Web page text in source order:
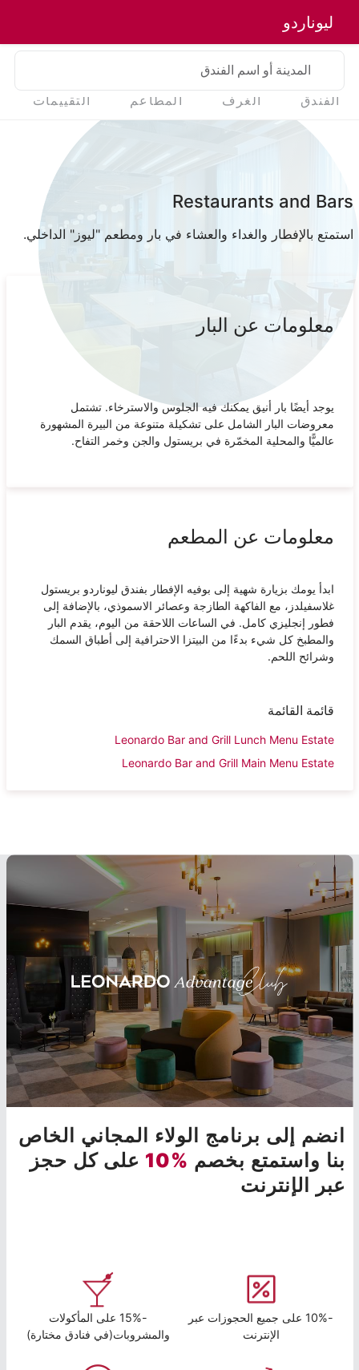
ليوناردو
المدينة أو اسم الفندق
الفندق الغرف المطاعم التقييمات
Restaurants and Bars
استمتع بالإفطار والغداء والعشاء في بار ومطعم "ليوز" الداخلي.
معلومات عن البار
يوجد أيضًا بار أنيق يمكنك فيه الجلوس والاسترخاء‎. تشتمل
معروضات البار الشامل على تشكيلة متنوعة من البيرة المشهورة
عالميًّا والمحلية المخمّرة في بريستول والجن وخمر التفاح.
معلومات عن المطعم
ابدأ يومك بزيارة شهية إلى بوفيه الإفطار بفندق ليوناردو بريستول
غلاسفيلدز، مع الفاكهة الطازجة وعصائر الاسموذي، بالإضافة إلى
فطور إنجليزي كامل. في الساعات اللاحقة من اليوم، يقدم البار
والمطبخ ‎كل شيء بدءًا من البيتزا الاحترافية إلى أطباق السمك
وشرائح اللحم.
قائمة القائمة
Leonardo Bar and Grill Lunch Menu Estate
Leonardo Bar and Grill Main Menu Estate
انضم إلى برنامج الولاء المجاني الخاص
بنا واستمتع بخصم %10
على كل حجز
عبر الإنترنت
-10% على جميع الحجوزات عبر
الإنترنت
-15% على المأكولات
والمشروبات(في فنادق مختارة)